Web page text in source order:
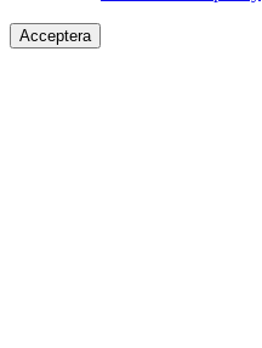
Acceptera